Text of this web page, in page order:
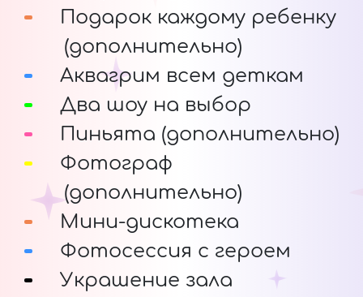
Подарок каждому ребенку
(дополнительно)
Аквагрим всем деткам
Два шоу на выбор
Пиньята (дополнительно)
Фотограф
(дополнительно)
Мини-дискотека
Фотосессия с героем
Украшение зала